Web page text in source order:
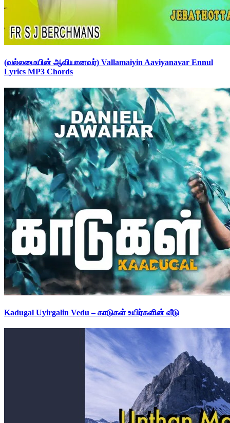
(வல்லமையின் ஆவியானவர்) Vallamaiyin Aaviyanavar Ennul
Lyrics MP3 Chords
Kadugal Uyirgalin Vedu – காடுகள் உயிர்களின் வீடு